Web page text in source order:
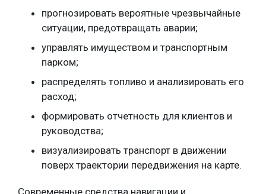
прогнозировать вероятные чрезвычайные
ситуации, предотвращать аварии;
управлять имуществом и транспортным
парком;
распределять топливо и анализировать его
расход;
формировать отчетность для клиентов и
руководства;
визуализировать транспорт в движении
поверх траектории передвижения на карте.
Современные средства навигации и